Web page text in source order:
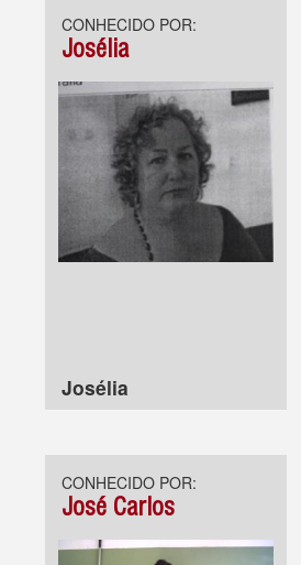
CONHECIDO POR:
Josélia
Josélia
CONHECIDO POR:
José Carlos